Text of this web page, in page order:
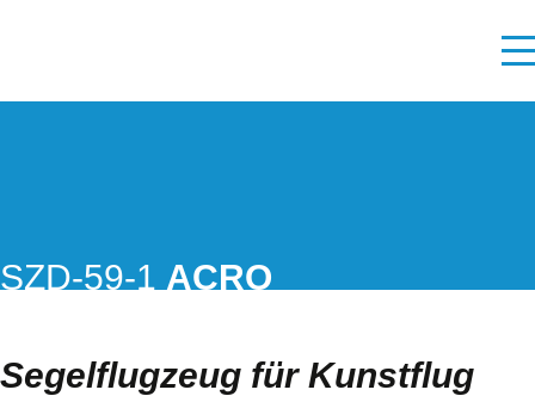
SZD-59-1 ACRO
Segelflugzeug für Kunstflug